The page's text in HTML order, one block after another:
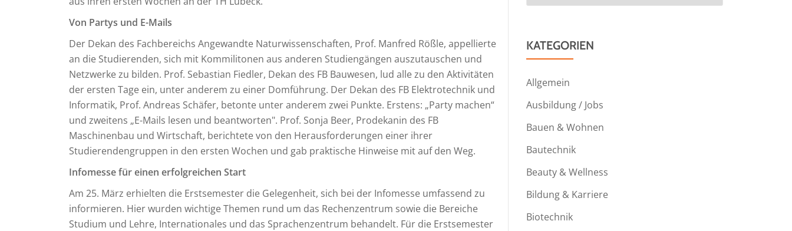
Von Partys und E-Mails
Der Dekan des Fachbereichs Angewandte Naturwissenschaften, Prof. Manfred Rößle, appellierte
an die Studierenden, sich mit Kommilitonen aus anderen Studiengängen auszutauschen und
Netzwerke zu bilden. Prof. Sebastian Fiedler, Dekan des FB Bauwesen, lud alle zu den Aktivitäten
der ersten Tage ein, unter anderem zu einer Domführung. Der Dekan des FB Elektrotechnik und
Informatik, Prof. Andreas Schäfer, betonte unter anderem zwei Punkte. Erstens: „Party machen“
und zweitens „E-Mails lesen und beantworten". Prof. Sonja Beer, Prodekanin des FB
Maschinenbau und Wirtschaft, berichtete von den Herausforderungen einer ihrer
Studierendengruppen in den ersten Wochen und gab praktische Hinweise mit auf den Weg.
Infomesse für einen erfolgreichen Start
Am 25. März erhielten die Erstsemester die Gelegenheit, sich bei der Infomesse umfassend zu
informieren. Hier wurden wichtige Themen rund um das Rechenzentrum sowie die Bereiche
Studium und Lehre, Internationales und das Sprachenzentrum behandelt. Für die Erstsemester
KATEGORIEN
Allgemein
Ausbildung / Jobs
Bauen & Wohnen
Bautechnik
Beauty & Wellness
Bildung & Karriere
Biotechnik